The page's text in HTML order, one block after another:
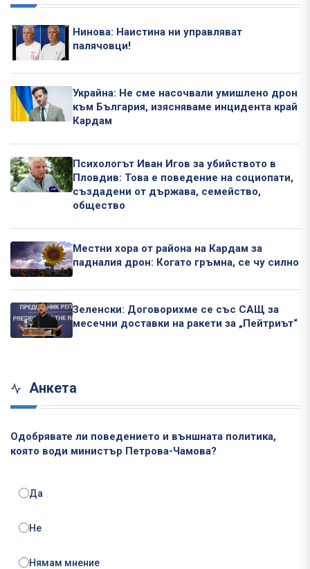
Нинова: Наистина ни управляват
палячовци!
Украйна: Не сме насочвали умишлено дрон
към България, изясняваме инцидента край
Кардам
Психологът Иван Игов за убийството в
Пловдив: Това е поведение на социопати,
създадени от държава, семейство,
общество
Местни хора от района на Кардам за
падналия дрон: Когато гръмна, се чу силно
Зеленски: Договорихме се със САЩ за
месечни доставки на ракети за „Пейтриът“
Анкета
Одобрявате ли поведението и външната политика,
която води министър Петрова-Чамова?
Да
Не
Нямам мнение